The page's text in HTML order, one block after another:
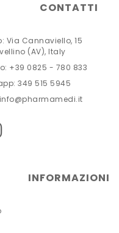
CONTATTI
Via Cannaviello, 15
(AV), Italy
+39 0825 - 780 833
349 515 5945
info@pharmamedi.it
INFORMAZIONI